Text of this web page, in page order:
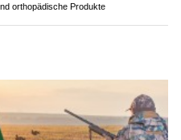
orthopädische Produkte